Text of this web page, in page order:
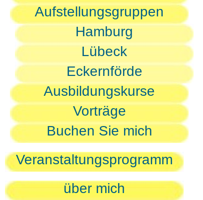
Aufstellungsgruppen
Hamburg
Lübeck
Eckernförde
Ausbildungskurse
Vorträge
Buchen Sie mich
Veranstaltungsprogramm
über mich